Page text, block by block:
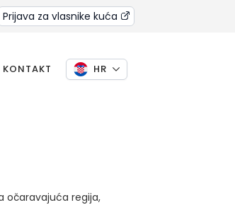
Prijava za vlasnike kuća
KONTAKT HR
očaravajuća regija,